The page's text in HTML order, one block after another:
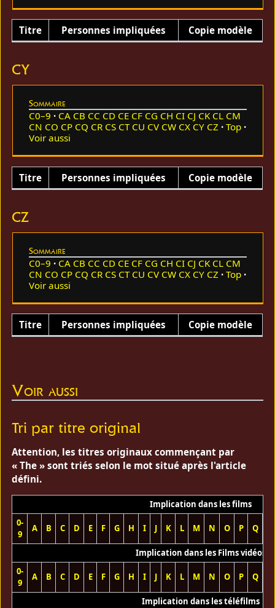
Titre Personnes impliquées Copie modèle
CY
Sommaire
C0–9 CA CB CC CD CE CF CG CH CI CJ CK CL CM
CN CO CP CQ CR CS CT CU CV CW CX CY CZ
Top
Voir aussi
Titre Personnes impliquées Copie modèle
CZ
Sommaire
C0–9 CA CB CC CD CE CF CG CH CI CJ CK CL CM
CN CO CP CQ CR CS CT CU CV CW CX CY CZ
Top
Voir aussi
Titre Personnes impliquées Copie modèle
Voir aussi
Tri par titre original
Attention, les titres originaux commençant par
« The » sont triés selon le mot situé après l'article
défini.
Implication dans les films
0-
9
A B C D E F G H I J K L M N O P Q
Implication dans les Films vidéos
0-
9
A B C D E F G H I J K L M N O P Q
Implication dans les téléfilms